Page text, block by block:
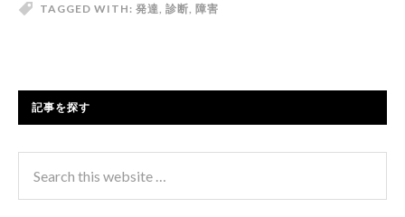
TAGGED WITH: 発達 診断 障害
記事を探す